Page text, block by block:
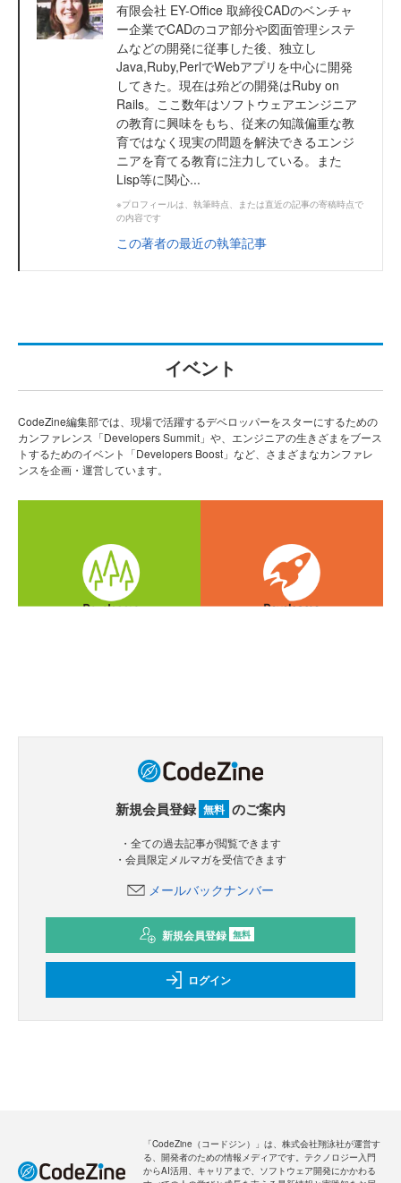
有限会社 EY-Office 取締役CADのベンチャ
ー企業でCADのコア部分や図面管理システ
ムなどの開発に従事した後、独立し
Java,Ruby,PerlでWebアプリを中心に開発
してきた。現在は殆どの開発はRuby on
Rails。ここ数年はソフトウェアエンジニア
の教育に興味をもち、従来の知識偏重な教
育ではなく現実の問題を解決できるエンジ
ニアを育てる教育に注力している。また
Lisp等に関心...
※プロフィールは、執筆時点、または直近の記事の寄稿時点で
の内容です
この著者の最近の執筆記事
イベント
CodeZine編集部では、現場で活躍するデベロッパーをスターにするための
カンファレンス「Developers Summit」や、エンジニアの生きざまをブース
トするためのイベント「Developers Boost」など、さまざまなカンファレ
ンスを企画・運営しています。
新規会員登録 無料 のご案内
・全ての過去記事が閲覧できます
・会員限定メルマガを受信できます
メールバックナンバー
新規会員登録 無料
ログイン
「CodeZine（コードジン）」は、株式会社翔泳社が運営す
る、開発者のための情報メディアです。テクノロジー入門
からAI活用、キャリアまで、ソフトウェア開発にかかわる